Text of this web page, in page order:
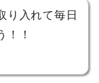
り入れて毎日
！！